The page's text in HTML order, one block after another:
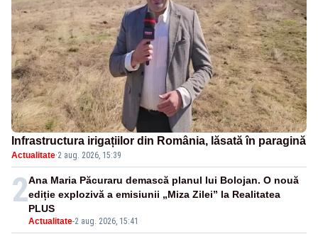
Infrastructura irigațiilor din România, lăsată în paragină
Actualitate·2 aug. 2026, 15:39
2
Actualitate-2 aug. 2026, 15:41
Ana Maria Păcuraru demască planul lui Bolojan. O nouă
ediție explozivă a emisiunii „Miza Zilei” la Realitatea
PLUS